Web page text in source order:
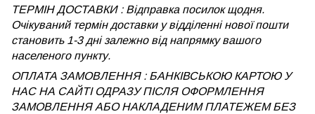
ТЕРМІН ДОСТАВКИ : Відправка посилок щодня.
Очікуваний термін доставки у відділенні нової пошти
становить 1-3 дні залежно від напрямку вашого
населеного пункту.
ОПЛАТА ЗАМОВЛЕННЯ : БАНКІВСЬКОЮ КАРТОЮ У
НАС НА САЙТІ ОДРАЗУ ПІСЛЯ ОФОРМЛЕННЯ
ЗАМОВЛЕННЯ АБО НАКЛАДЕНИМ ПЛАТЕЖЕМБЕЗ